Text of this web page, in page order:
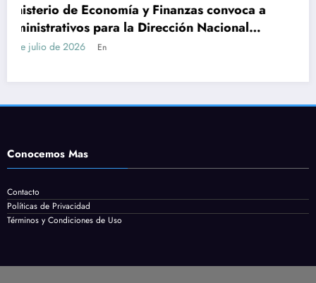
a
DGEIP abre llamado para Auxiliar de
Servicio en Maldonado: requisitos,
cómo postularse
24 de julio de 2026
Conocemos Mas
Contacto
Políticas de Privacidad
Términos y Condiciones de Uso